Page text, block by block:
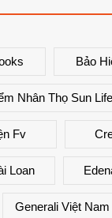
Bảo
Nhân Thọ Sun
Fv
Loan
Generali Việt Nam